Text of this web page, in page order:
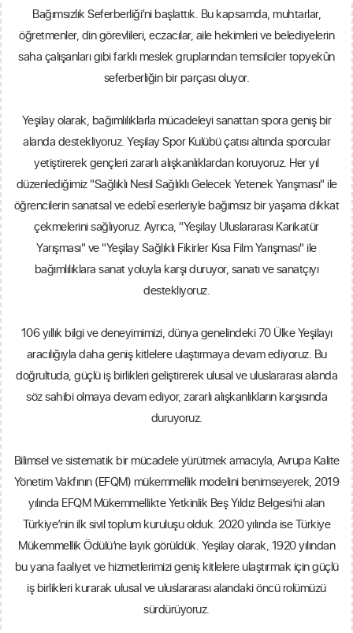
Bağımsızlık Seferberliği’ni başlattık. Bu kapsamda, muhtarlar,
öğretmenler, din görevlileri, eczacılar, aile hekimleri ve belediyelerin
saha çalışanları gibi farklı meslek gruplarından temsilciler topyekûn
seferberliğin bir parçası oluyor.
Yeşilay olarak, bağımlılıklarla mücadeleyi sanattan spora geniş bir
alanda destekliyoruz. Yeşilay Spor Kulübü çatısı altında sporcular
yetiştirerek gençleri zararlı alışkanlıklardan koruyoruz. Her yıl
düzenlediğimiz "Sağlıklı Nesil Sağlıklı Gelecek Yetenek Yarışması" ile
öğrencilerin sanatsal ve edebî eserleriyle bağımsız bir yaşama dikkat
çekmelerini sağlıyoruz. Ayrıca, "Yeşilay Uluslararası Karikatür
Yarışması" ve "Yeşilay Sağlıklı Fikirler Kısa Film Yarışması" ile
bağımlılıklara sanat yoluyla karşı duruyor, sanatı ve sanatçıyı
destekliyoruz.
106 yıllık bilgi ve deneyimimizi, dünya genelindeki 70 Ülke Yeşilayı
aracılığıyla daha geniş kitlelere ulaştırmaya devam ediyoruz. Bu
doğrultuda, güçlü iş birlikleri geliştirerek ulusal ve uluslararası alanda
söz sahibi olmaya devam ediyor, zararlı alışkanlıkların karşısında
duruyoruz.
Bilimsel ve sistematik bir mücadele yürütmek amacıyla, Avrupa Kalite
Yönetim Vakfının (EFQM) mükemmellik modelini benimseyerek, 2019
yılında EFQM Mükemmellikte Yetkinlik Beş Yıldız Belgesi’ni alan
Türkiye’nin ilk sivil toplum kuruluşu olduk. 2020 yılında ise Türkiye
Mükemmellik Ödülü’ne layık görüldük. Yeşilay olarak, 1920 yılından
bu yana faaliyet ve hizmetlerimizi geniş kitlelere ulaştırmak için güçlü
iş birlikleri kurarak ulusal ve uluslararası alandaki öncü rolümüzü
sürdürüyoruz.